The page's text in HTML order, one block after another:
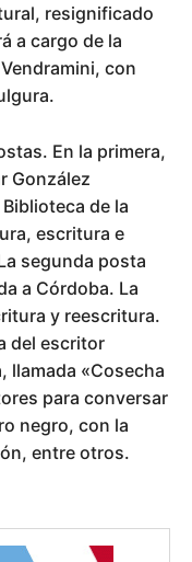
resignificado
a cargo de la
con
En la primera,
González
de la
escritura e
segunda posta
a Córdoba. La
y reescritura.
del escritor
llamada «Cosecha
para conversar
negro, con la
entre otros.